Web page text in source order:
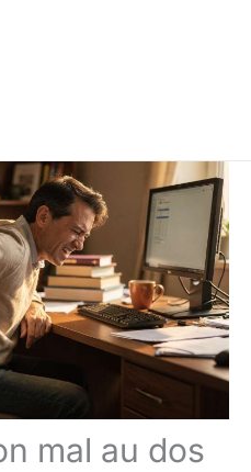
mal au dos